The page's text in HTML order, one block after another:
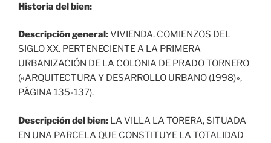
Historia del bien:
Descripción general:VIVIENDA. COMIENZOS DEL
SIGLO XX. PERTENECIENTE A LA PRIMERA
URBANIZACIÓN DE LA COLONIA DE PRADO TORNERO
(«ARQUITECTURA Y DESARROLLO URBANO (1998)»,
PÁGINA 135-137).
Descripción del bien: LA VILLA LA TORERA, SITUADA
EN UNA PARCELA QUE CONSTITUYE LA TOTALIDAD